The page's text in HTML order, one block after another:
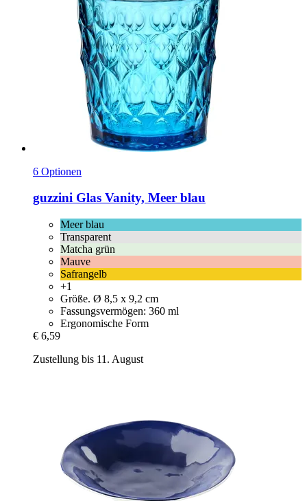
6 Optionen
guzzini Glas Vanity, Meer blau
Meer blau
Transparent
Matcha grün
Mauve
Safrangelb
+1
Größe. Ø 8,5 x 9,2 cm
Fassungsvermögen: 360 ml
Ergonomische Form
€ 6,59
Zustellung bis 11. August